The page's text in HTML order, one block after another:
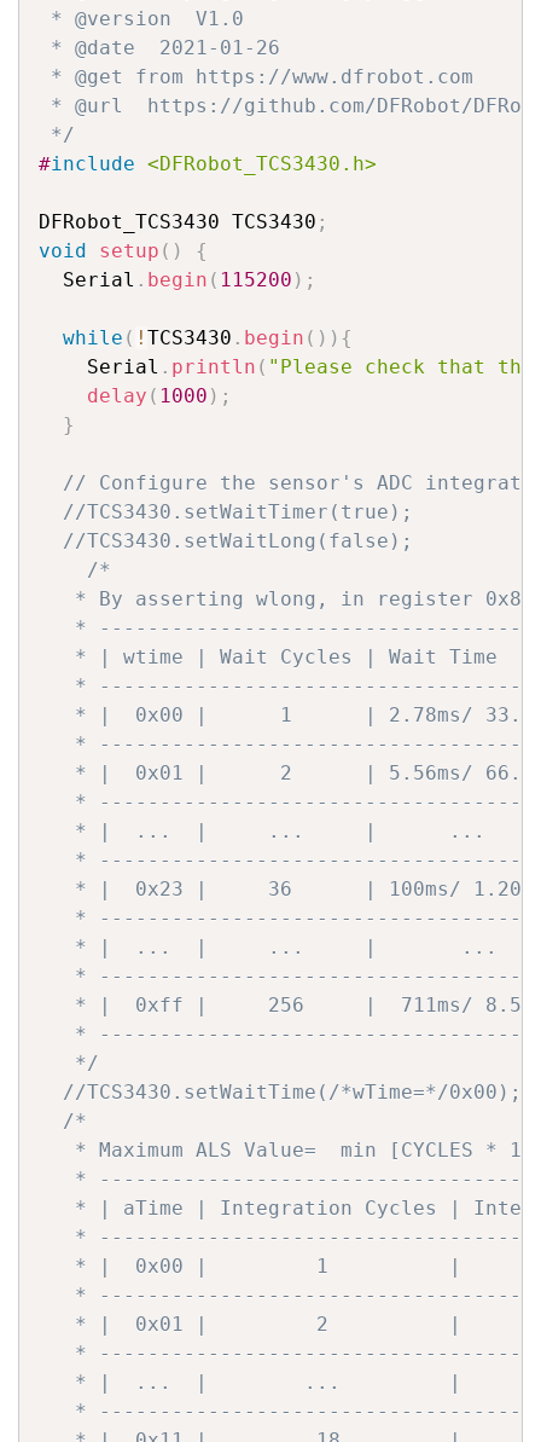
* @version  V1.0
* @date  2021-01-26
* @get from https://www.dfrobot.com
* @url  https://github.com/DFRobot/
*/
#include <DFRobot_TCS3430.h>
DFRobot_TCS3430 TCS3430 ;
void
setup ( )
{
  Serial
. begin ( 115200 ) ;
while ( ! TCS3430 . begin ( ) ) {
    Serial
. println ( "Please check that
delay ( 1000 ) ;
}
// Configure the sensor's ADC
//TCS3430.setWaitTimer(true);
//TCS3430.setWaitLong(false);
/*
* By asserting wlong, in register
*
* | wtime | Wait Cycles | Wait Time
*
* |  0x00 |      1      | 2.78ms/
*
* |  0x01 |      2      | 5.56ms/
*
* |  ...  |     ...     |      ...
*
* |  0x23 |     36      | 100ms/ 1.20s
*
* |  ...  |     ...     |       ...
*
* |  0xff |     256     |  711ms/
*
   */
//TCS3430.setWaitTime(/*wTime=*/0x00);
/*
* Maximum ALS Value=  min [CYCLES *
*
* | aTime | Integration Cycles |
*
* |  0x00 |         1          |
*
* |  0x01 |         2          |
*
* |  ...  |        ...         |
*